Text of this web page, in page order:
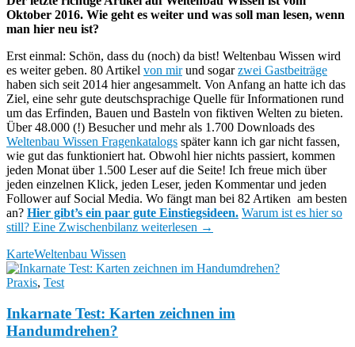
Oktober 2016. Wie geht es weiter und was soll man lesen, wenn
man hier neu ist?
Erst einmal: Schön, dass du (noch) da bist! Weltenbau Wissen wird
es weiter geben. 80 Artikel von mirund sogarzwei Gastbeiträge
haben sich seit 2014 hier angesammelt. Von Anfang an hatte ich das
Ziel, eine sehr gute deutschsprachige Quelle für Informationen rund
um das Erfinden, Bauen und Basteln von fiktiven Welten zu bieten.
Über 48.000 (!) Besucher und mehr als 1.700 Downloads des
Weltenbau Wissen Fragenkatalogs später kann ich gar nicht fassen,
wie gut das funktioniert hat. Obwohl hier nichts passiert, kommen
jeden Monat über 1.500 Leser auf die Seite! Ich freue mich über
jeden einzelnen Klick, jeden Leser, jeden Kommentar und jeden
Follower auf Social Media. Wo fängt man bei 82 Artiken am besten
an? Hier gibt’s ein paar gute Einstiegsideen. Warum ist es hier so
still? Eine Zwischenbilanz weiterlesen →
KarteWeltenbau Wissen
Praxis, Test
Inkarnate Test: Karten zeichnen im
Handumdrehen?